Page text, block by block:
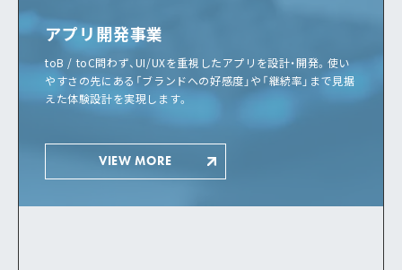
アプリ開発事業
toB / toC問わず、UI/UXを重視したアプリを設計・開発。使い
やすさの先にある「ブランドへの好感度」や「継続率」まで見据
えた体験設計を実現します。
VIEW MORE